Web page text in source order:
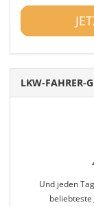
LKW-FAHRER-
Und jeden
beliebteste